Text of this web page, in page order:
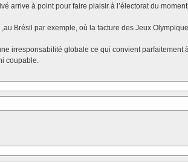
arrive à point pour faire plaisir à l’électorat du
Brésil par exemple, où la facture des Jeux
irresponsabilité globale ce qui convient parfaitement
coupable.